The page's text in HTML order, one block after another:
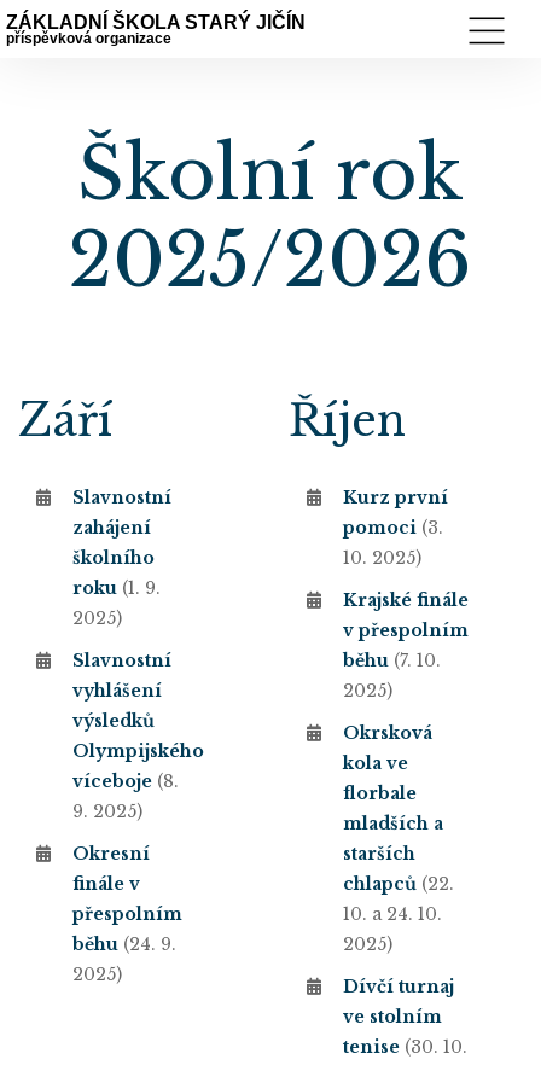
ZÁKLADNÍ ŠKOLA STARÝ JIČÍN
příspěvková organizace
Školní rok
2025/2026
Září
Slavnostní
zahájení
školního
roku (1. 9.
2025)
Slavnostní
vyhlášení
výsledků
Olympijského
víceboje (8.
9. 2025)
Okresní
finále v
přespolním
běhu (24. 9.
2025)
Říjen
Kurz první
pomoci (3.
10. 2025)
Krajské finále
v přespolním
běhu (7. 10.
2025)
Okrsková
kola ve
florbale
mladších a
starších
chlapců (22.
10. a 24. 10.
2025)
Dívčí turnaj
ve stolním
tenise (30. 10.